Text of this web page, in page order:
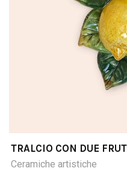
TRALCIO CON DUE
Ceramiche artistiche